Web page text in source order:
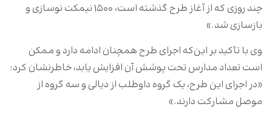
چند روزی که از آغاز طرح گذشته است، ۱۵۰۰ نیمکت نوسازی و
بازسازی شد.»
وی با تأکید بر این‌که اجرای طرح همچنان ادامه دارد و ممکن
است تعداد مدارس تحت پوشش آن افزایش یابد، خاطرنشان کرد:
«در اجرای این طرح، یک گروه داوطلب از دیالی و سه گروه از
موصل مشارکت دارند.»